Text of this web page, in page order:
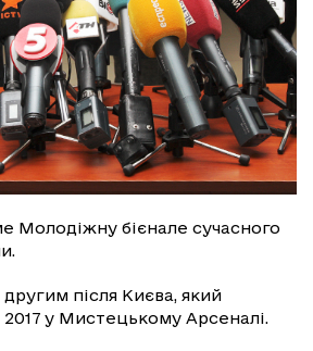
Молодіжну бієнале сучасного
після Києва, який
у Мистецькому Арсеналі.